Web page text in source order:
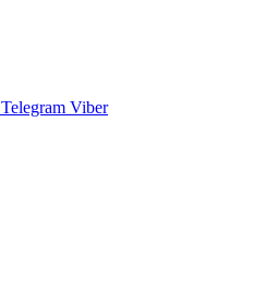
Telegram Viber